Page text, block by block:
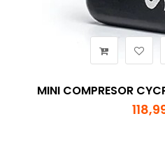
MINI COMPRESOR